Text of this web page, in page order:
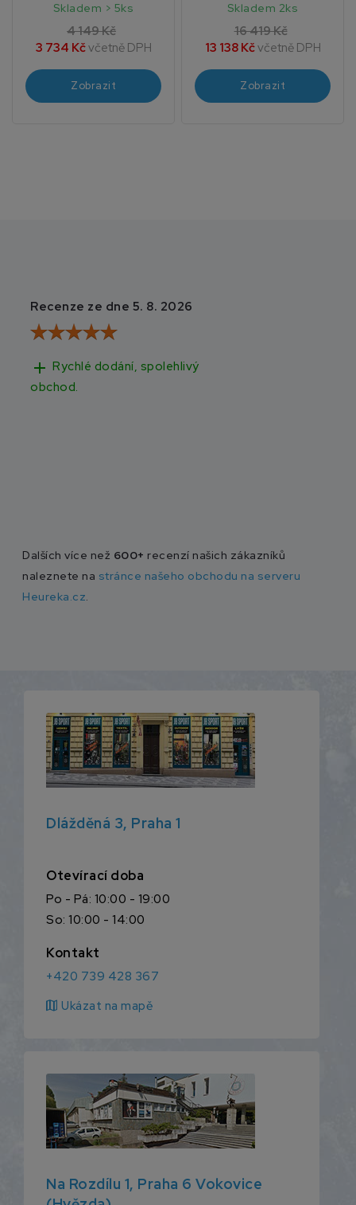
Skladem > 5ks
4 149 Kč
3 734 Kčvčetně DPH
Zobrazit
Skladem 2ks
16 419 Kč
13 138 Kčvčetně DPH
Zobrazit
Recenze ze dne 5. 8. 2026
add Rychlé dodání, spolehlivý
obchod.
Dalších více než 600+ recenzí našich zákazníků
naleznete na stránce našeho obchodu na serveru
Heureka.cz.
Dlážděná 3, Praha 1
Otevírací doba
Po - Pá: 10:00 - 19:00
So: 10:00 - 14:00
Kontakt
+420 739 428 367
map Ukázat na mapě
Na Rozdílu 1, Praha 6 Vokovice